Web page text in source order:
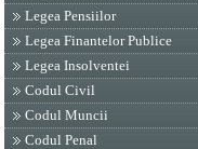
Legea Pensiilor
Legea Finantelor Publice
Legea Insolventei
Codul Civil
Codul Muncii
Codul Penal